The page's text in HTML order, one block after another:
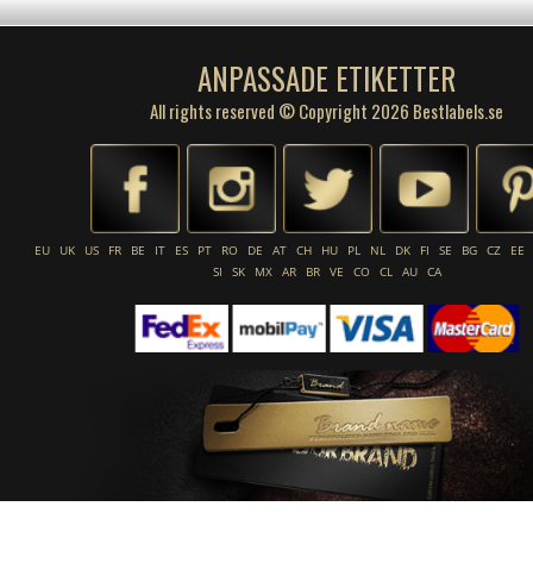
ANPASSADE ETIKETTER
All rights reserved © Copyright 2026 Bestlabels.se
EU UK US FR BE IT ES PT RO DE AT CH HU PL NL DK FI SE BG CZ
EE
SI
SK MX AR BR VE CO CL AU CA